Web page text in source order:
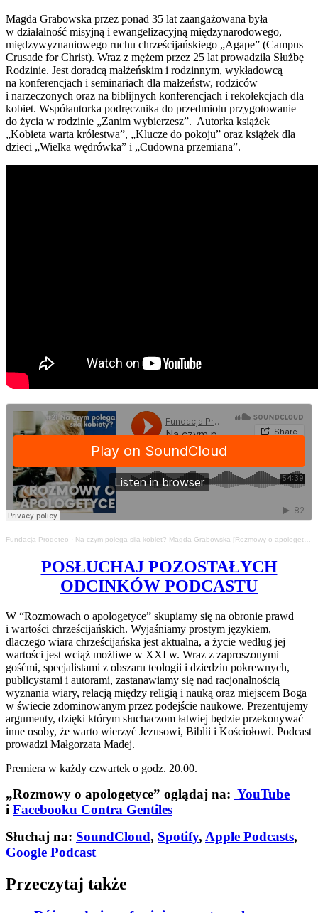
Magda Grabowska przez ponad 35 lat zaangażowana była
w działalność misyjną i ewangelizacyjną międzynarodowego,
międzywyznaniowego ruchu chrześcijańskiego „Agape” (Campus
Crusade for Christ). Wraz z mężem przez 25 lat prowadziła Służbę
Rodzinie. Jest doradcą małżeńskim i rodzinnym, wykładowcą
na konferencjach i seminariach dla małżeństw, rodziców
i narzeczonych oraz na biblijnych konferencjach i rekolekcjach dla
kobiet. Współautorka podręcznika do przedmiotu przygotowanie
do życia w rodzinie „Zanim wybierzesz”. Autorka książek
„Kobieta warta królestwa”, „Klucze do pokoju” oraz książek dla
dzieci „Wielka wędrówka” i „Cudowna przemiana”.
Fundacja Prodoteo · Na czym polega siła kobiet? Magda Grabowska [Rozmowy o apologetyce #21]
POSŁUCHAJ POZOSTAŁYCH
ODCINKÓW PODCASTU
W “Rozmowach o apologetyce” skupiamy się na obronie prawd
i wartości chrześcijańskich. Wyjaśniamy prostym językiem,
dlaczego wiara chrześcijańska jest aktualna, a życie według jej
wartości jest wciąż możliwe w XXI w. Wraz z zaproszonymi
gośćmi, specjalistami z obszaru teologii i dziedzin pokrewnych,
publicystami i autorami, zastanawiamy się nad racjonalnością
wyznania wiary, relacją między religią i nauką oraz miejscem Boga
w świecie zdominowanym przez podejście naukowe. Prezentujemy
argumenty, dzięki którym słuchaczom łatwiej będzie przekonywać
inne osoby, że warto wierzyć Jezusowi, Biblii i Kościołowi. Podcast
prowadzi Małgorzata Madej.
Premiera w każdy czwartek o godz. 20.00.
„Rozmowy o apologetyce” oglądaj na: YouTube
i Facebooku Contra Gentiles
Słuchaj na: SoundCloud, Spotify, Apple Podcasts,
Google Podcast
Przeczytaj także